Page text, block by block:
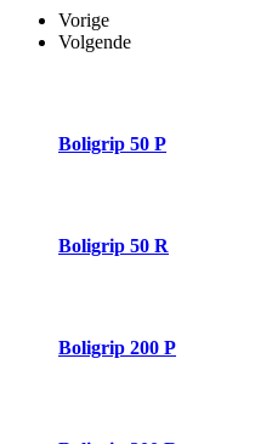
Vorige
Volgende
Boligrip 50 P
Boligrip 50 R
Boligrip 200 P